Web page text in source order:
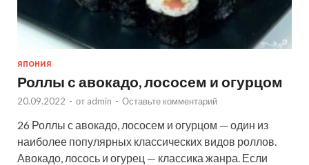
ЯПОНИЯ
Роллы с авокадо, лососем и огурцом
20.09.2022 - от admin - Оставьте комментарий
26 Роллы с авокадо, лососем и огурцом — один из
наиболее популярных классических видов роллов.
Авокадо, лосось и огурец — классика жанра. Если